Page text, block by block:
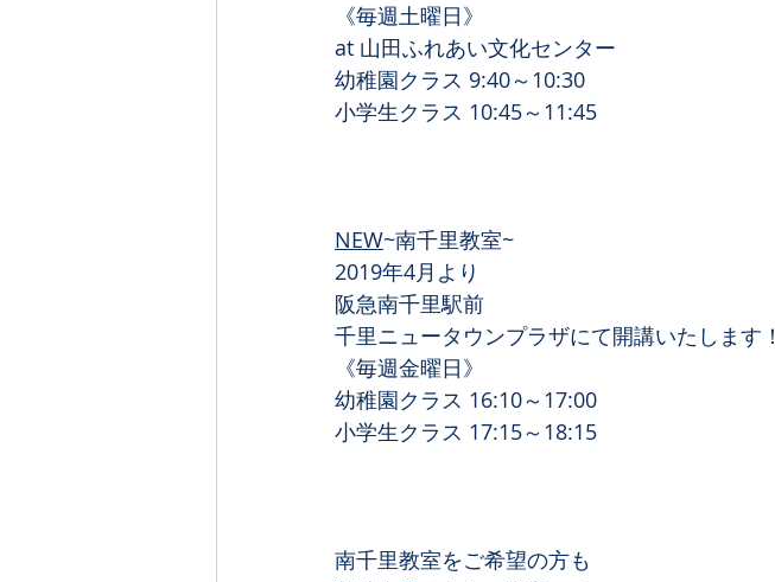
《毎週土曜日》
at 山田ふれあい文化センター
幼稚園クラス 9:40～10:30
小学生クラス 10:45～11:45
NEW~南千里教室~
2019年4月より
阪急南千里駅前
千里ニュータウンプラザにて開講いたします！
《毎週金曜日》
幼稚園クラス 16:10～17:00
小学生クラス 17:15～18:15
南千里教室をご希望の方も